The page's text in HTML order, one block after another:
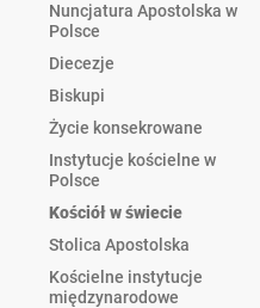
Nuncjatura Apostolska w
Polsce
Diecezje
Biskupi
Życie konsekrowane
Instytucje kościelne w
Polsce
Kościół w świecie
Stolica Apostolska
Kościelne instytucje
międzynarodowe